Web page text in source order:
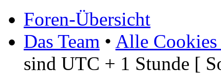
Foren-Übersicht
Das Team • Alle Cookies
sind UTC + 1 Stunde [